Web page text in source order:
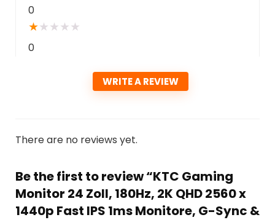
0
★★ ★ ★ ★
0
WRITE A REVIEW
There are no reviews yet.
Be the first to review “KTC Gaming
Monitor 24 Zoll, 180Hz, 2K QHD 2560 x
1440p Fast IPS 1ms Monitore, G-Sync &